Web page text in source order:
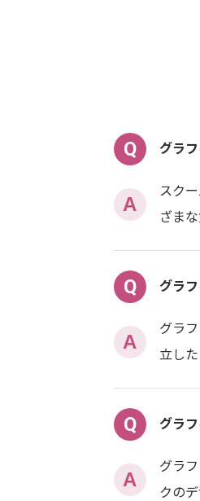
Q グラ
A
スク
ざま
Q グラ
A
グラ
立し
Q グラ
A
グラ
クの